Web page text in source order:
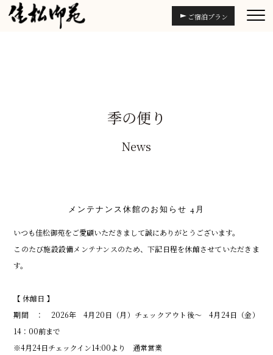
ご宿泊プラン
季の便り
News
メンテナンス休館のお知らせ 4月
いつも佳松御苑をご愛顧いただきまして誠にありがとうございます。
このたび施設設備メンテナンスのため、下記日程を休館させていただきま
す。
【 休館日 】
期間 ： 2026年 4月20日（月）チェックアウト後〜 4月24日（金）
14：00前まで
※4月24日チェックイン14:00より 通常営業